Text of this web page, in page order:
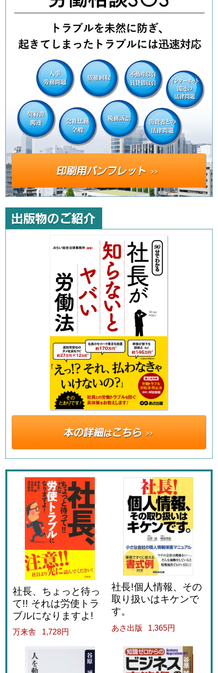
社長、ちょっと待っ
て!! それは労使トラ
ブルになりますよ!
万来舎 1,728円
社長!個人情報、その
取り扱いはキケンで
す。
あさ出版 1,365円